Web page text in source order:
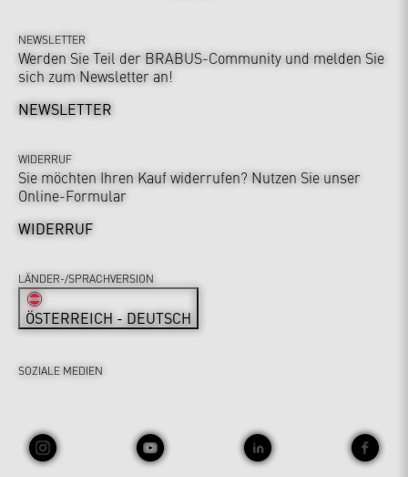
NEWSLETTER
Werden Sie Teil der BRABUS-Community und melden Sie
sich zum Newsletter an!
NEWSLETTER
WIDERRUF
Sie möchten Ihren Kauf widerrufen? Nutzen Sie unser
Online-Formular
WIDERRUF
SOZIALE MEDIEN
LÄNDER-/SPRACHVERSION
ÖSTERREICH - DEUTSCH